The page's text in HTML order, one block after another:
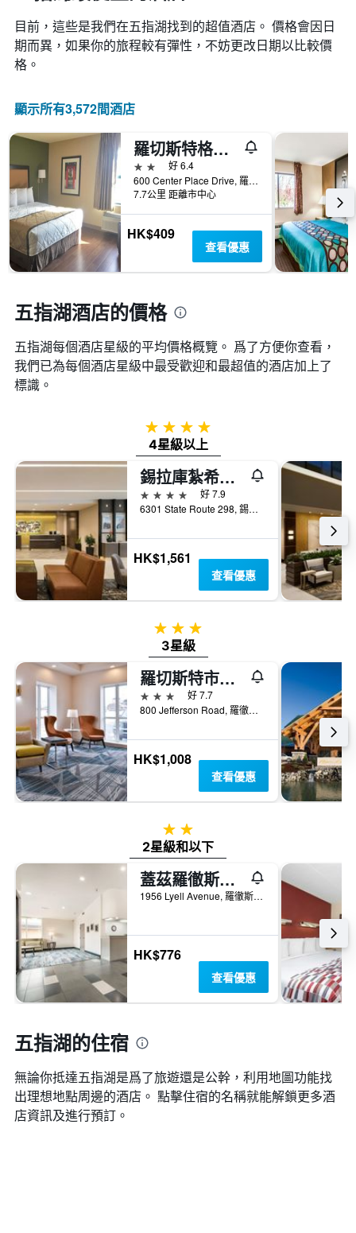
目前，這些是我們在五指湖找到的超值酒店。 價格會因日
期而異，如果你的旅程較有彈性，不妨更改日期以比較價
格。
顯示所有3,572間酒店
羅切斯特格里斯美國長住酒店 - 羅徹斯特
2星級
好 6.4
600 Center Place Drive, 羅徹斯特, NY, 美國
7.7公里 距離市中心
HK$409
查看優惠
五指湖酒店的價格
五指湖​每個酒店星級的平均價格概覽。 爲了方便你查看，
我們已為每個酒店星級中最受歡迎和最超值的酒店加上了
標識。
4星級
4星級以上
錫拉庫紮希爾頓逸林酒店 - 東敘拉古
4星級
好 7.9
6301 State Route 298, 錫拉丘茲（紐約）, NY, 美國
HK$1,561
查看優惠
3星級
3星級
羅切斯特市場假日套房酒店
3星級
好 7.7
800 Jefferson Road, 羅徹斯特, NY, 美國
HK$1,008
查看優惠
2星級
2星級和以下
蓋茲羅徹斯特凱藝飯店
1956 Lyell Avenue, 羅徹斯特, NY, 美國
HK$776
查看優惠
五指湖的住宿
無論你抵達五指湖​是爲了旅遊還是公幹，利用地圖功能找
出理想地點周邊的酒店。 點擊住宿的名稱就能解鎖更多酒
店資訊及進行預訂。